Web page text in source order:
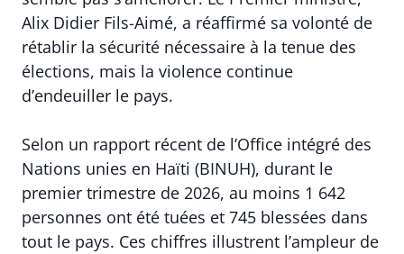
Alix Didier Fils-Aimé, a réaffirmé sa volonté de
rétablir la sécurité nécessaire à la tenue des
élections, mais la violence continue
d’endeuiller le pays.
Selon un rapport récent de l’Office intégré des
Nations unies en Haïti (BINUH), durant le
premier trimestre de 2026, au moins 1 642
personnes ont été tuées et 745 blessées dans
tout le pays. Ces chiffres illustrent l’ampleur de